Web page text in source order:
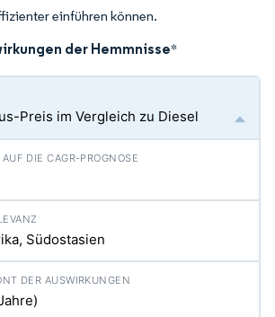
einführen können.
der Hemmnisse*
Preis im Vergleich zu Diesel
Südostasien